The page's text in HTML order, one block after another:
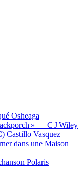
Osheaga
» — C J Wiley
Castillo Vasquez
dans une Maison
Polaris